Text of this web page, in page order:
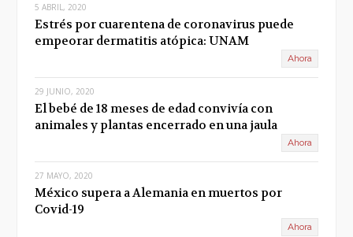
5 ABRIL, 2020
Estrés por cuarentena de coronavirus puede
empeorar dermatitis atópica: UNAM
Ahora
29 JUNIO, 2020
El bebé de 18 meses de edad convivía con
animales y plantas encerrado en una jaula
Ahora
27 MAYO, 2020
México supera a Alemania en muertos por
Covid-19
Ahora